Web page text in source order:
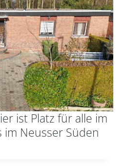
ist Platz für alle im
im Neusser Süden